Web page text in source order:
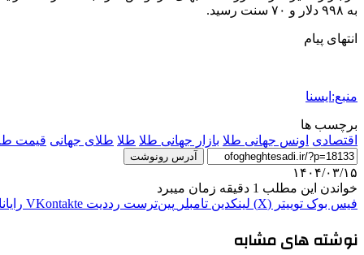
به ۹۹۸ دلار و ۷۰ سنت رسید.
انتهای پیام
منبع:ایسنا
برچسب ها
اقتصادی اونس جهانی طلا بازار جهانی طلا طلا طلای جهانی قیمت
آدرس رونوشت
۱۴۰۴/۰۳/۱۵
خواندن این مطلب 1 دقیقه زمان میبرد
فیس بوک توییتر (X) لینکدین ‫تامبلر ‫پین‌ترست ‫رددیت ‫VKontakte
نوشته های مشابه